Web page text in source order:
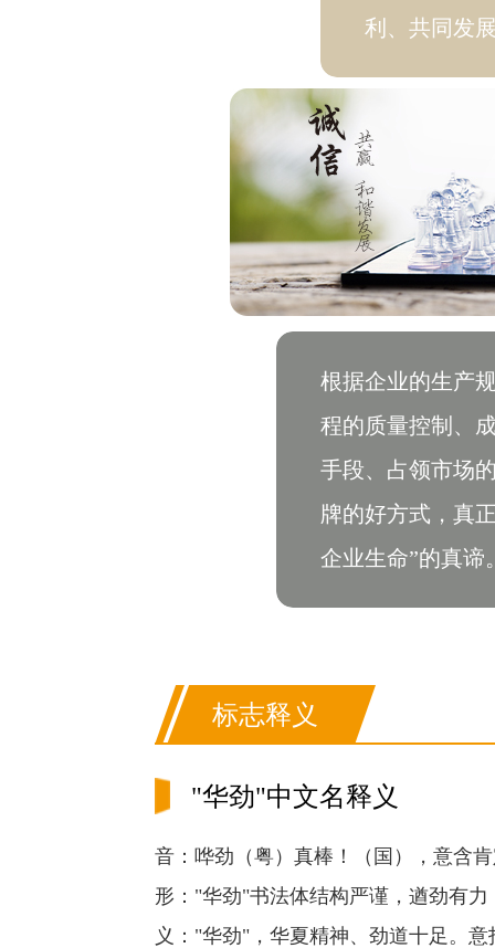
利、共同发
根据企业的生产
程的质量控制、
手段、占领市场
牌的好方式，真
企业生命”的真谛
标志释义
"华劲"中文名释义
音：哗劲（粤）真棒！（国），意含
形："华劲"书法体结构严谨，遒劲有
义："华劲"，华夏精神、劲道十足。